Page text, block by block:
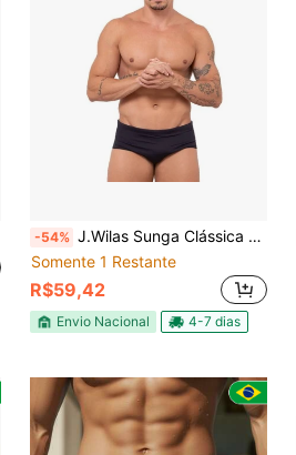
-54% J.Wilas Sunga Clássica Preta - JWilas Beachwear
Somente 1 Restante
R$59,42
Envio Nacional 4-7 dias